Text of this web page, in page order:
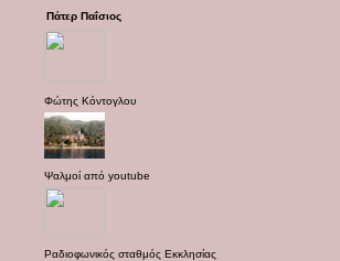
Πάτερ Παΐσιος
Φώτης Κόντογλου
Ψαλμοί από youtube
Ραδιοφωνικός σταθμός Εκκλησίας